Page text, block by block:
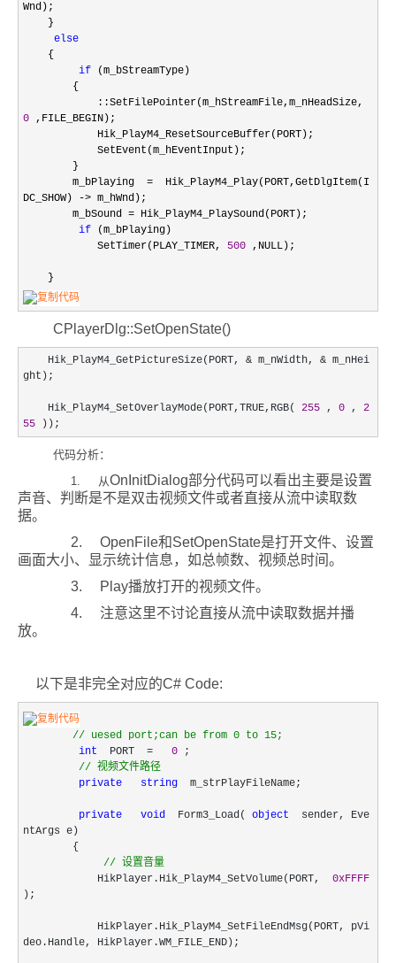
Wnd);
}
else
{
if
(m_bStreamType)
{
::SetFilePointer(m_hStreamFile,m_nHeadSize,
0 ,FILE_BEGIN);
Hik_PlayM4_ResetSourceBuffer(PORT);
SetEvent(m_hEventInput);
}
m_bPlaying
=
Hik_PlayM4_Play(PORT,GetDlgItem(I
DC_SHOW)
-> m_hWnd);
m_bSound = Hik_PlayM4_PlaySound(PORT);
if
(m_bPlaying)
SetTimer(PLAY_TIMER,
500 ,NULL);
}
CPlayerDlg::SetOpenState()
Hik_PlayM4_GetPictureSize(PORT, & m_nWidth, & m_nHei
ght);
Hik_PlayM4_SetOverlayMode(PORT,TRUE,RGB( 255 , 0 ,
2
55
));
代码分析：
1. 从OnInitDialog部分代码可以看出主要是设置
声音、判断是不是双击视频文件或者直接从流中读取数
据。
2. OpenFile和SetOpenState是打开文件、设置
画面大小、显示统计信息，如总帧数、视频总时间。
3. Play播放打开的视频文件。
4. 注意这里不讨论直接从流中读取数据并播
放。
以下是非完全对应的C# Code:
//
uesed port;can be from 0 to 15;
int
PORT = 0
;
// 视频文件路径
private
string m_strPlayFileName;
private void Form3_Load( object
sender, Eve
ntArgs e)
{
// 设置音量
HikPlayer.Hik_PlayM4_SetVolume(PORT,
0xFFFF
);
HikPlayer.Hik_PlayM4_SetFileEndMsg(PORT, pVi
deo.Handle, HikPlayer.WM_FILE_END);